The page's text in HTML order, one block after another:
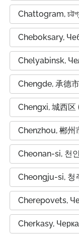
Chattogram,
Cheboksary,
Chelyabinsk,
Chengde, 承德
Chengxi, 城西区
Chenzhou, 郴州
Cheonan-si, 천
Cheongju-si, 청
Cherepovets,
Cherkasy,